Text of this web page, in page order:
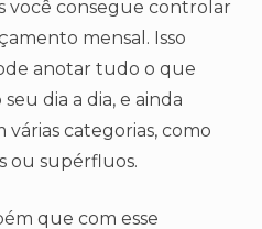
você consegue controlar
mensal. Isso
anotar tudo o que
dia a dia, e ainda
várias categorias, como
ou supérfluos.
que com esse